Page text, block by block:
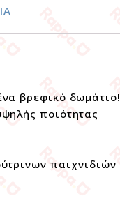
βρεφικό δωμάτιο!
ποιότητας
παιχνιδιών